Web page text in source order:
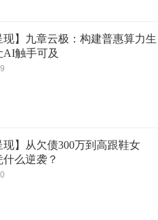
现】九章云极：构建普惠算力生
AI触手可及
现】从欠债300万到高跟鞋女
么逆袭？